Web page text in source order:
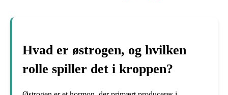
Hvad er østrogen, og hvilken
rolle spiller det i kroppen?